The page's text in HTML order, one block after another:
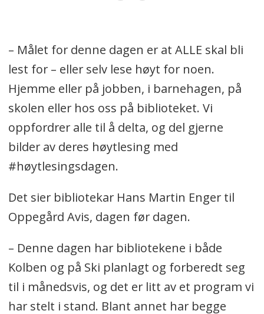
– Målet for denne dagen er at ALLE skal bli
lest for – eller selv lese høyt for noen.
Hjemme eller på jobben, i barnehagen, på
skolen eller hos oss på biblioteket. Vi
oppfordrer alle til å delta, og del gjerne
bilder av deres høytlesing med
#høytlesingsdagen.
Det sier bibliotekar Hans Martin Enger til
Oppegård Avis, dagen før dagen.
– Denne dagen har bibliotekene i både
Kolben og på Ski planlagt og forberedt seg
til i månedsvis, og det er litt av et program vi
har stelt i stand. Blant annet har begge